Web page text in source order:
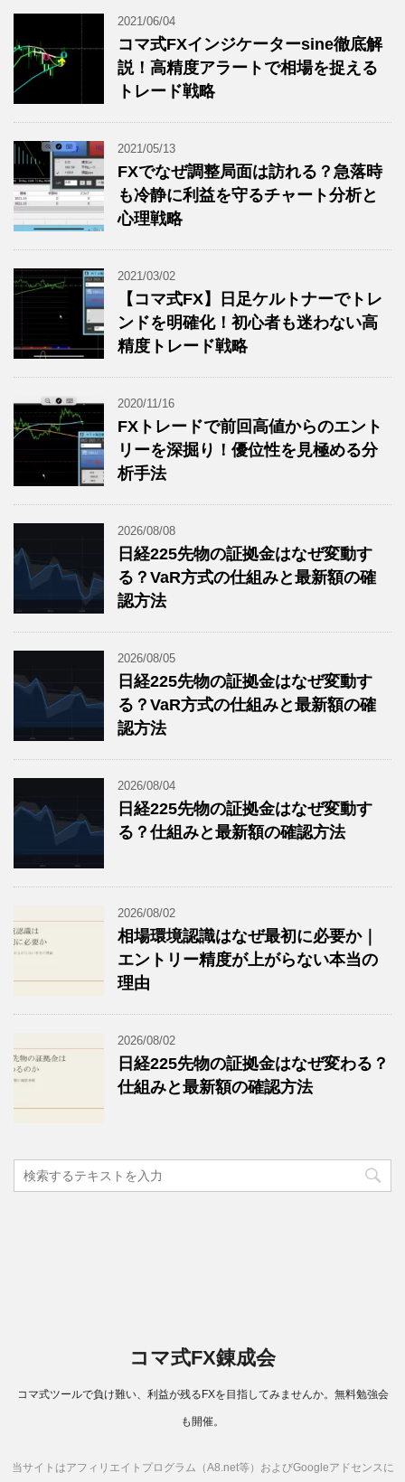
2021/06/04
コマ式FXインジケーターsine徹底解
説！高精度アラートで相場を捉える
トレード戦略
2021/05/13
FXでなぜ調整局面は訪れる？急落時
も冷静に利益を守るチャート分析と
心理戦略
2021/03/02
【コマ式FX】日足ケルトナーでトレ
ンドを明確化！初心者も迷わない高
精度トレード戦略
2020/11/16
FXトレードで前回高値からのエント
リーを深掘り！優位性を見極める分
析手法
2026/08/08
日経225先物の証拠金はなぜ変動す
る？VaR方式の仕組みと最新額の確
認方法
2026/08/05
日経225先物の証拠金はなぜ変動す
る？VaR方式の仕組みと最新額の確
認方法
2026/08/04
日経225先物の証拠金はなぜ変動す
る？仕組みと最新額の確認方法
2026/08/02
相場環境認識はなぜ最初に必要か｜
エントリー精度が上がらない本当の
理由
2026/08/02
日経225先物の証拠金はなぜ変わる？
仕組みと最新額の確認方法
コマ式FX錬成会
コマ式ツールで負け難い、利益が残るFXを目指してみませんか。無料勉強会
も開催。
当サイトはアフィリエイトプログラム（A8.net等）およびGoogleアドセンスに